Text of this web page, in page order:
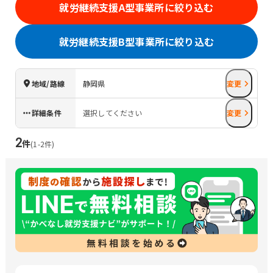
就労継続支援A型事業所に絞り込む
就労継続支援B型事業所に絞り込む
地域/路線 静岡県 変更
詳細条件 選択してください 変更
2件(1 -2件)